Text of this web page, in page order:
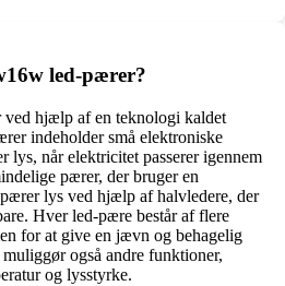
led-pærer?
hjælp af en teknologi kaldet
indeholder små elektroniske
lys, når elektricitet passerer igennem
pærer, der bruger en
lys ved hjælp af halvledere, der
Hver led-pære består af flere
for at give en jævn og behagelig
også andre funktioner,
og lysstyrke.